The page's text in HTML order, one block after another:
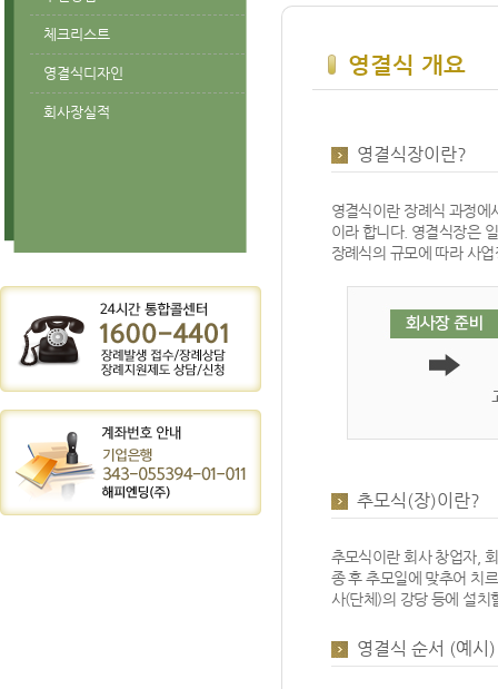
체크리스트
영결식디자인
회사장실적
영결식 개요
영결식장이란?
영결식이란 장례식 과정
이라 합니다. 영결식장은
장례식의 규모에 따라 사
추모식(장)이란?
추모식이란 회사 창업자,
종 후 추모일에 맞추어 치
사(단체)의 강당 등에 설치
영결식 순서 (예시)